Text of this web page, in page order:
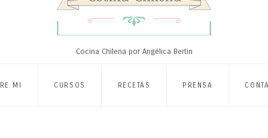
Cocina Chilena por Angélica Bertin
MI CURSOS RECETAS PRENSA